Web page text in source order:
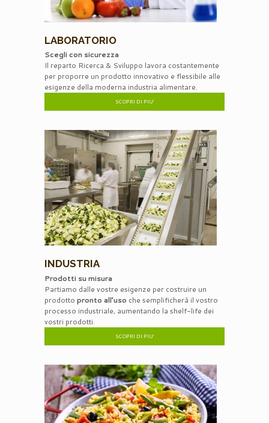
LABORATORIO
Scegli con sicurezza
Il reparto Ricerca & Sviluppo lavora costantemente
per proporre un prodotto innovativo e flessibile alle
esigenze della moderna industria alimentare.
SCOPRI DI PIU’
INDUSTRIA
Prodotti su misura
Partiamo dalle vostre esigenze per costruire un
prodotto pronto all’uso che semplificherà il vostro
processo industriale, aumentando la shelf-life dei
vostri prodotti.
SCOPRI DI PIU’